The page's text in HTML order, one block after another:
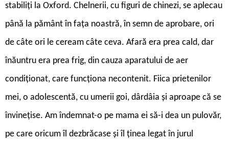
stabiliți la Oxford. Chelnerii, cu figuri de chinezi, se aplecau
până la pământ în fața noastră, în semn de aprobare, ori
de câte ori le ceream câte ceva. Afară era prea cald, dar
înăuntru era prea frig, din cauza aparatului de aer
condiționat, care funcționa necontenit. Fiica prietenilor
mei, o adolescentă, cu umerii goi, dârdâia și aproape că se
învinețise. Am îndemnat-o pe mama ei să-i dea un pulovăr,
pe care oricum îl dezbrăcase și îl ținea legat în jurul